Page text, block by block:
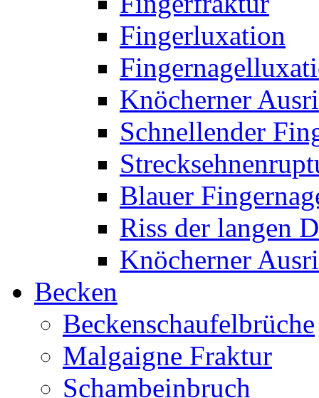
Fingerluxation
Knöcherner
Schnellender
Blauer
Riss der langen
Knöcherner
Becken
Beckenschaufelbrüche
Malgaigne Fraktur
Schambeinbruch